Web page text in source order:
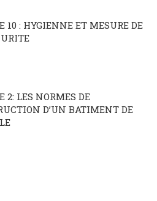
10 : HYGIENNE ET MESURE DE
2: LES NORMES DE
D’UN BATIMENT DE